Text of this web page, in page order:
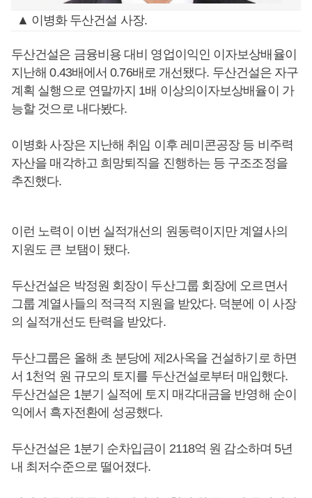
▲ 이병화 두산건설 사장.
두산건설은 금융비용 대비 영업이익인 이자보상배율이
지난해 0.43배에서 0.76배로 개선됐다. 두산건설은 자구
계획 실행으로 연말까지 1배 이상의이자보상배율이 가
능할 것으로 내다봤다.
이병화 사장은 지난해 취임 이후 레미콘공장 등 비주력
자산을 매각하고 희망퇴직을 진행하는 등 구조조정을
추진했다.
이런 노력이 이번 실적개선의 원동력이지만 계열사의
지원도 큰 보탬이 됐다.
두산건설은 박정원 회장이 두산그룹 회장에 오르면서
그룹 계열사들의 적극적 지원을 받았다. 덕분에 이 사장
의 실적개선도 탄력을 받았다.
두산그룹은 올해 초 분당에 제2사옥을 건설하기로 하면
서 1천억 원 규모의 토지를 두산건설로부터 매입했다.
두산건설은 1분기 실적에 토지 매각대금을 반영해 순이
익에서 흑자전환에 성공했다.
두산건설은 1분기 순차입금이 2118억 원 감소하며 5년
내 최저수준으로 떨어졌다.